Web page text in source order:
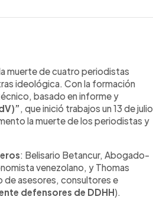
muerte de cuatro periodistas
ideológica. Con la formación
basado en informe y
, que inició trabajos un 13 de julio
la muerte de los periodistas y
: Belisario Betancur, Abogado-
venezolano, y Thomas
de asesores, consultores e
defensores de DDHH).